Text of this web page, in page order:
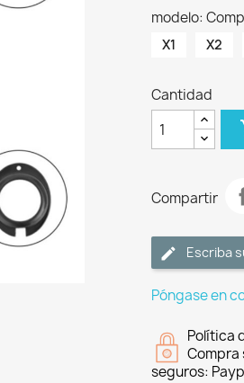
modelo:
X1 X2
Cantidad
Compartir
Escriba
Póngase en
Política
Compra
seguros: